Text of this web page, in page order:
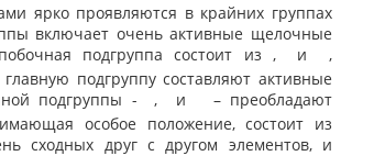
ярко проявляются в крайних группах
включает очень активные щелочные
подгруппа состоит из , и
,
подгруппу составляют активные
подгруппы - , и
– преобладают
особое положение, состоит из
сходных друг с другом элементов, и